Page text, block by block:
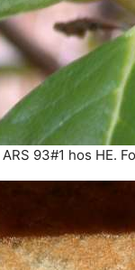
ARS 93#1 hos HE.